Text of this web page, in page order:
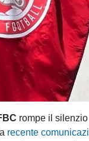
rompe il
recente